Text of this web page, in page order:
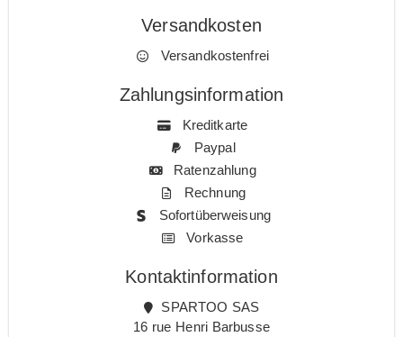
Versandkosten
Versandkostenfrei
Zahlungsinformation
Kreditkarte
Paypal
Ratenzahlung
Rechnung
Sofortüberweisung
Vorkasse
Kontaktinformation
SPARTOO SAS
16 rue Henri Barbusse